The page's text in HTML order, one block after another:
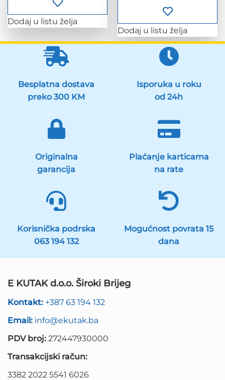
Dodaj u listu želja
Dodaj u listu želja
Besplatna dostava
preko 300 KM
Isporuka u roku
od 24h
Originalna
garancija
Plaćanje karticama
na rate
Korisnička podrska
063 194 132
Mogućnost povrata 15
dana
E KUTAK d.o.o. Široki Brijeg
Kontakt: +387 63 194 132
Email: info@ekutak.ba
PDV broj: 272447930000
Transakcijski račun:
3382 2022 5541 6026